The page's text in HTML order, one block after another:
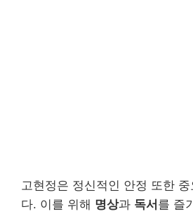
고현정은 정신적인 안정 또한
다. 이를 위해 명상과 독서 를 즐